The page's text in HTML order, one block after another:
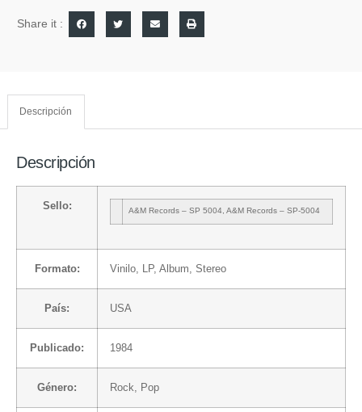
Share it :
Descripción
Descripción
Sello: A&M Records – SP 5004 A&M Records – SP-5004
Formato: Vinilo , LP, Album, Stereo
País: USA
Publicado: 1984
Género: Rock Pop